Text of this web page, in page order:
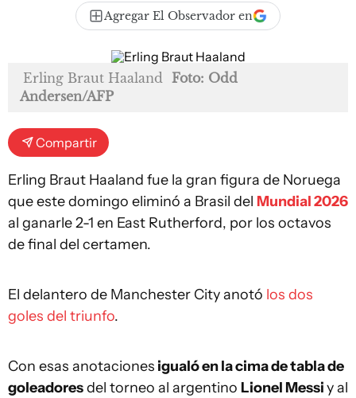
Agregar El Observador en
Erling Braut Haaland Foto: Odd
Andersen/AFP
Compartir
Erling Braut Haaland fue la gran figura de Noruega
que este domingo eliminó a Brasil del Mundial 2026
al ganarle 2-1 en East Rutherford, por los octavos
de final del certamen.
El delantero de Manchester City anotó los dos
goles del triunfo.
Con esas anotaciones igualó en la cima de tabla de
goleadoresdel torneo al argentino Lionel Messiy al